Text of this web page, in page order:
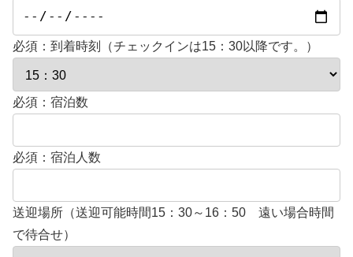
必須：到着時刻（チェックインは15：30以降です。）
必須：宿泊数
必須：宿泊人数
送迎場所（送迎可能時間15：30～16：50 遠い場合時間
で待合せ）